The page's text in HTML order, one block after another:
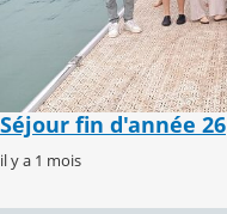
Séjour fin d'année 26
il y a 1 mois